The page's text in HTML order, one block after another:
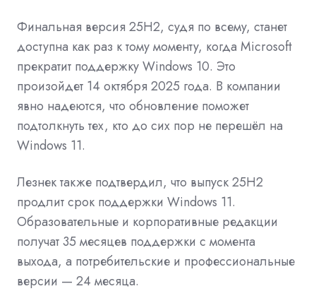
Финальная версия 25H2, судя по всему, станет
доступна как раз к тому моменту, когда Microsoft
прекратит поддержку Windows 10. Это
произойдет 14 октября 2025 года. В компании
явно надеются, что обновление поможет
подтолкнуть тех, кто до сих пор не перешёл на
Windows 11.
Лезнек также подтвердил, что выпуск 25H2
продлит срок поддержки Windows 11.
Образовательные и корпоративные редакции
получат 35 месяцев поддержки с момента
выхода, а потребительские и профессиональные
версии — 24 месяца.